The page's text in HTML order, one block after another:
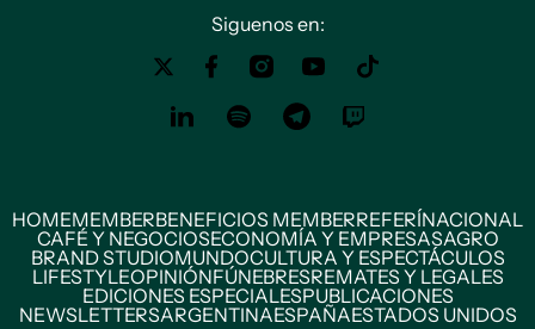
Siguenos en:
HOMEMEMBERBENEFICIOS MEMBERREFERÍNACIONAL
CAFÉ Y NEGOCIOSECONOMÍA Y EMPRESASAGRO
BRAND STUDIOMUNDOCULTURA Y ESPECTÁCULOS
LIFESTYLEOPINIÓNFÚNEBRESREMATES Y LEGALES
EDICIONES ESPECIALESPUBLICACIONES
NEWSLETTERSARGENTINAESPAÑAESTADOS UNIDOS